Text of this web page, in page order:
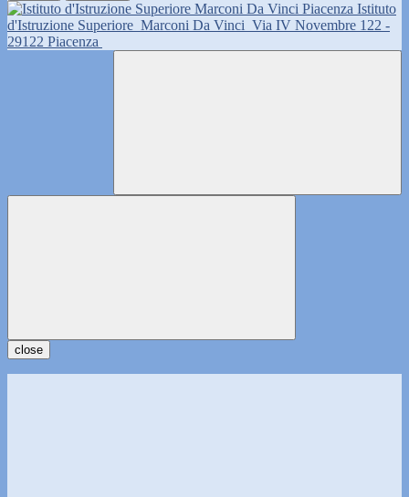
Istituto
d'Istruzione Superiore Marconi Da Vinci Via IV Novembre 122 -
29122 Piacenza
close